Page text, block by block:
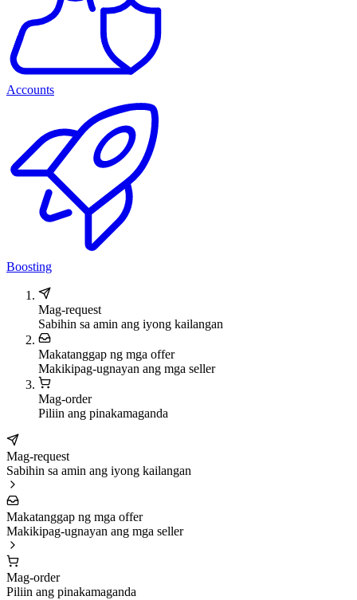
Accounts
Boosting
Mag-request
Sabihin sa amin ang iyong kailangan
Makatanggap ng mga offer
Makikipag-ugnayan ang mga seller
Mag-order
Piliin ang pinakamaganda
Mag-request
Sabihin sa amin ang iyong kailangan
Makatanggap ng mga offer
Makikipag-ugnayan ang mga seller
Mag-order
Piliin ang pinakamaganda